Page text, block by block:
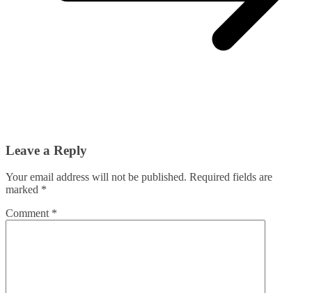
Leave a Reply
Your email address will not be published. Required fields are
marked *
Comment *